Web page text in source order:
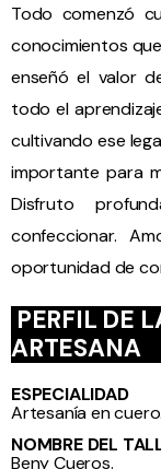
Todo comenzó
conocimientos
enseñó el valor
todo el
cultivando ese
importante para
Disfruto
confeccionar.
oportunidad de
PERFIL DE
ARTESANA
ESPECIALIDAD
Artesanía en cuero.
NOMBRE DEL
Beny Cueros.